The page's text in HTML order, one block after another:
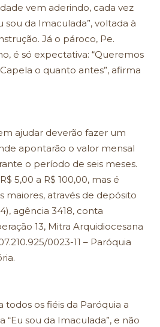
vem aderindo, cada vez
sou da Imaculada”, voltada à
Já o pároco, Pe.
é só expectativa: “Queremos
o quanto antes”, afirma
ajudar deverão fazer um
apontarão o valor mensal
o período de seis meses.
5,00 a R$ 100,00, mas é
maiores, através de depósito
agência 3418, conta
13, Mitra Arquidiocesana
0023-11 – Paróquia
todos os fiéis da Paróquia a
sou da Imaculada”, e não